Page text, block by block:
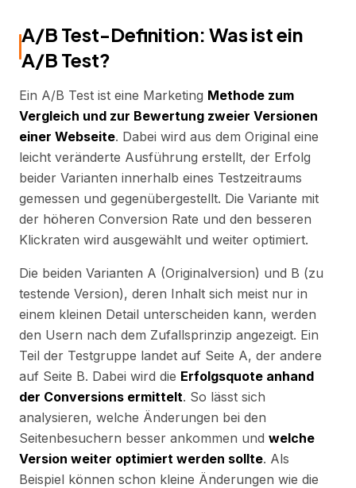
A/B Test-Definition: Was ist ein
A/B Test?
Ein A/B Test ist eine Marketing Methode zum
Vergleich und zur Bewertung zweier Versionen
einer Webseite. Dabei wird aus dem Original eine
leicht veränderte Ausführung erstellt, der Erfolg
beider Varianten innerhalb eines Testzeitraums
gemessen und gegenübergestellt. Die Variante mit
der höheren Conversion Rate und den besseren
Klickraten wird ausgewählt und weiter optimiert.
Die beiden Varianten A (Originalversion) und B (zu
testende Version), deren Inhalt sich meist nur in
einem kleinen Detail unterscheiden kann, werden
den Usern nach dem Zufallsprinzip angezeigt. Ein
Teil der Testgruppe landet auf Seite A, der andere
auf Seite B. Dabei wird die Erfolgsquote anhand
der Conversions ermittelt. So lässt sich
analysieren, welche Änderungen bei den
Seitenbesuchern besser ankommen und welche
Version weiter optimiert werden sollte. Als
Beispiel können schon kleine Änderungen wie die